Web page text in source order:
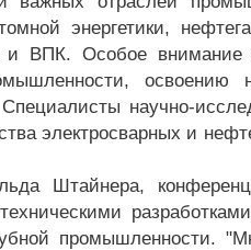
энергетики,
и ВПК. Особое внимание
освоению
научно-
электросварных и
Штайнера,
промышленности.